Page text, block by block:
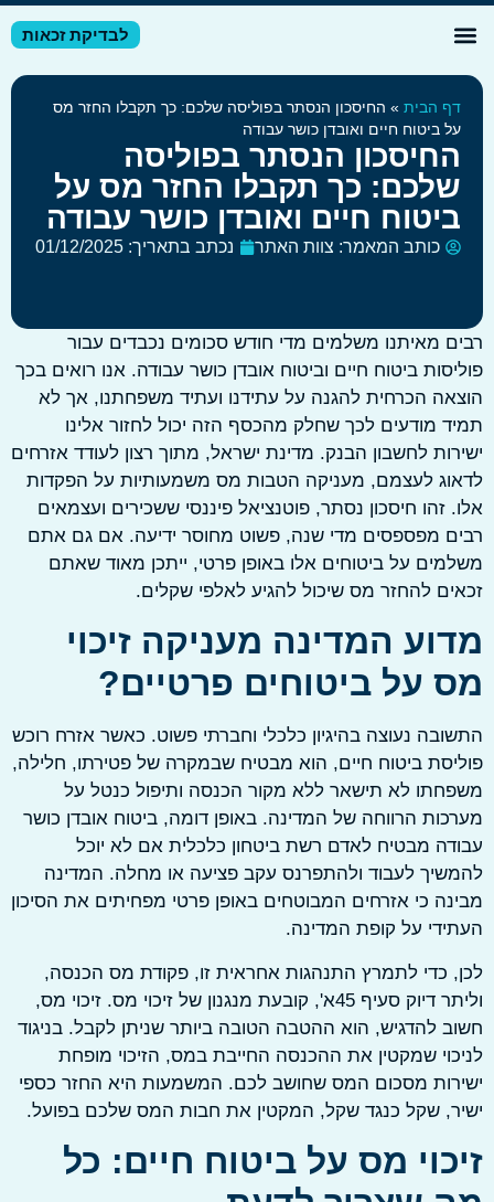
לבדיקת זכאות
הבית »החיסכון הנסתר בפוליסה שלכם: כך תקבלו החזר מס
ביטוח חיים ואובדן כושר עבודה
הנסתר בפוליסה
כך תקבלו החזר מס על
חיים ואובדן כושר עבודה
כותב המאמר:צוות האתר נכתב בתאריך:01/12/2025
מאיתנו משלמים מדי חודש סכומים נכבדים עבור
ביטוח חיים וביטוח אובדן כושר עבודה. אנו רואים בכך
הכרחית להגנה על עתידנו ועתיד משפחתנו, אך לא
מודעים לכך שחלק מהכסף הזה יכול לחזור אלינו
לחשבון הבנק. מדינת ישראל, מתוך רצון לעודד אזרחים
לעצמם, מעניקה הטבות מס משמעותיות על הפקדות
זהו חיסכון נסתר, פוטנציאל פיננסי ששכירים ועצמאים
מפספסים מדי שנה, פשוט מחוסר ידיעה. אם גם אתם
על ביטוחים אלו באופן פרטי, ייתכן מאוד שאתם
להחזר מס שיכול להגיע לאלפי שקלים.
המדינה מעניקה זיכוי
על ביטוחים פרטיים?
נעוצה בהיגיון כלכלי וחברתי פשוט. כאשר אזרח רוכש
ביטוח חיים, הוא מבטיח שבמקרה של פטירתו, חלילה,
לא תישאר ללא מקור הכנסה ותיפול כנטל על
הרווחה של המדינה. באופן דומה, ביטוח אובדן כושר
מבטיח לאדם רשת ביטחון כלכלית אם לא יוכל
לעבוד ולהתפרנס עקב פציעה או מחלה. המדינה
כי אזרחים המבוטחים באופן פרטי מפחיתים את הסיכון
על קופת המדינה.
כדי לתמרץ התנהגות אחראית זו, פקודת מס הכנסה,
וליתר דיוק סעיף 45א', קובעת מנגנון של זיכוי מס. זיכוי מס,
להדגיש, הוא ההטבה הטובה ביותר שניתן לקבל. בניגוד
שמקטין את ההכנסה החייבת במס, הזיכוי מופחת
מסכום המס שחושב לכם. המשמעות היא החזר כספי
שקל כנגד שקל, המקטין את חבות המס שלכם בפועל.
מס על ביטוח חיים: כל